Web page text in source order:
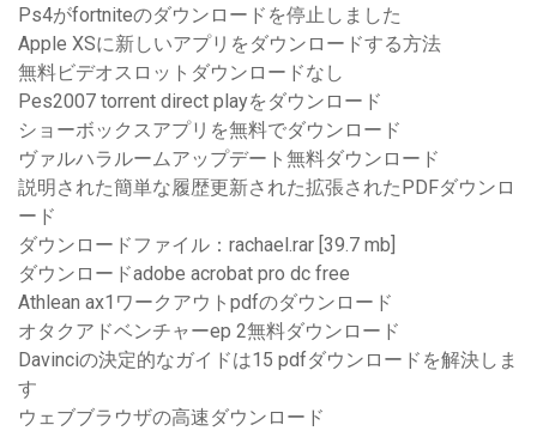
Ps4がfortniteのダウンロードを停止しました
Apple XSに新しいアプリをダウンロードする方法
無料ビデオスロットダウンロードなし
Pes2007 torrent direct playをダウンロード
ショーボックスアプリを無料でダウンロード
ヴァルハラルームアップデート無料ダウンロード
説明された簡単な履歴更新された拡張されたPDFダウンロ
ード
ダウンロードファイル：rachael.rar [39.7 mb]
ダウンロードadobe acrobat pro dc free
Athlean ax1ワークアウトpdfのダウンロード
オタクアドベンチャーep 2無料ダウンロード
Davinciの決定的なガイドは15 pdfダウンロードを解決しま
す
ウェブブラウザの高速ダウンロード